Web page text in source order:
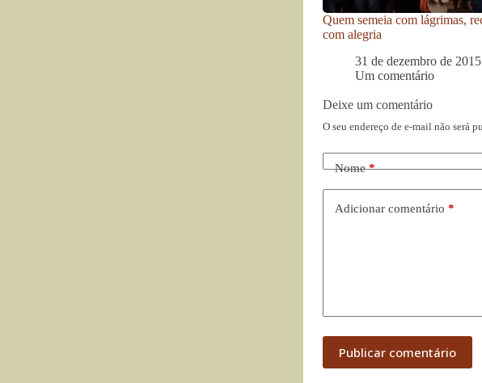
Quem semeia com lágrimas,
com alegria
31 de dezembro de 2015
Um comentário
Deixe um comentário
O seu endereço de e-mail não será
Nome*
Adicionar comentário *
Publicar comentário